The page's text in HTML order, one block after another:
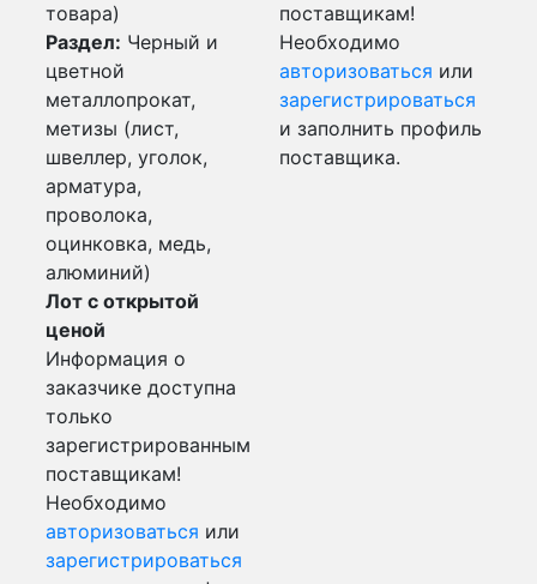
товара)
Раздел: Черный и
цветной
металлопрокат,
метизы (лист,
швеллер, уголок,
арматура,
проволока,
оцинковка, медь,
алюминий)
Лот с открытой
ценой
Информация о
заказчике доступна
только
зарегистрированным
поставщикам!
Необходимо
авторизоваться или
зарегистрироваться
поставщикам!
Необходимо
авторизоваться или
зарегистрироваться
и заполнить профиль
поставщика.